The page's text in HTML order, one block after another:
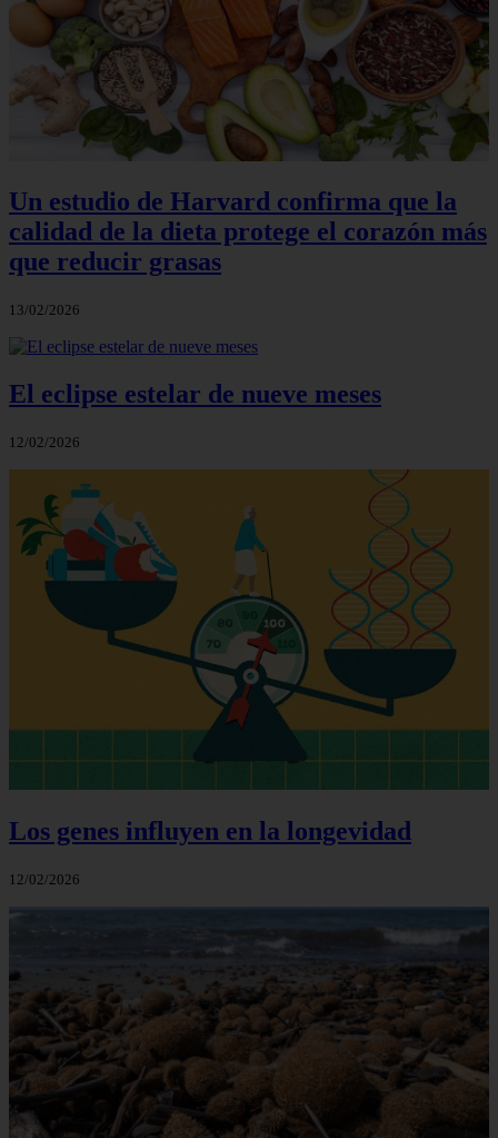
Un estudio de Harvard confirma que la
calidad de la dieta protege el corazón más
que reducir grasas
13/02/2026
El eclipse estelar de nueve meses
12/02/2026
Los genes influyen en la longevidad
12/02/2026